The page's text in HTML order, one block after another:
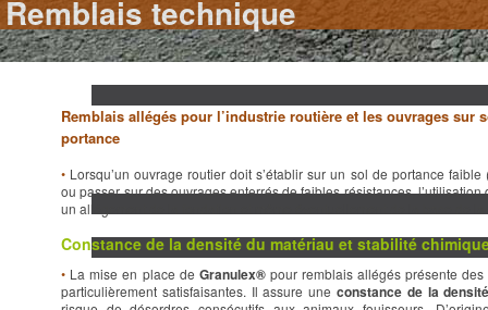
Remblais technique
Remblais allégés pour l’industrie routière et les ouvrages sur
portance
• Lorsqu’un ouvrage routier doit s’établir sur un sol de portance
ou passer sur des ouvrages enterrés de faibles résistances,
un allégement de la fondation et même éventuellement de la base de
Constance de la densité du matériau et stabilité
• La mise en place de Granulex®pour remblais allégés présente
particulièrement satisfaisantes. Il assure uneconstance de la